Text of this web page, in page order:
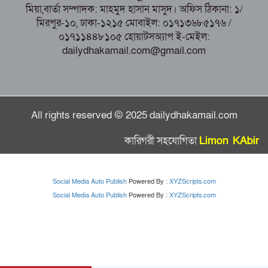
মিয়া,বার্তা সম্পাদক: মাহমুদ হাসান মাসুদ। অফিস ঠিকানা: ১/
মিরপুর-১০, ঢাকা-১২১৫ মোবাইল: ০১৭১৩৬৮৫১৭৬ /
০১৭১১৪৪৮১০৫ হোয়াটসঅ্যাপ ই-মেইল:
dailydhakamail.com@gmail.com
All rights reserved © 2025 dailydhakamail.com
কারিগরী সহযোগিতাLimon KAbir
Social Media Auto PublishPowered By : XYZScripts.com
Social Media Auto PublishPowered By : XYZScripts.com